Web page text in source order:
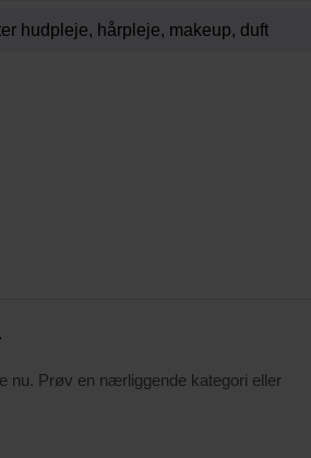
nu. Prøv en nærliggende kategori eller